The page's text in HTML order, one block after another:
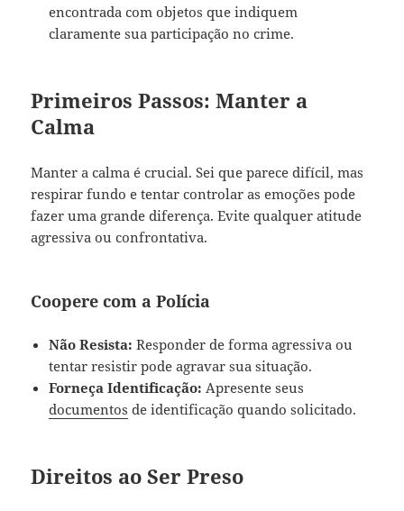
encontrada com objetos que indiquem
claramente sua participação no crime.
Primeiros Passos: Manter a
Calma
Manter a calma é crucial. Sei que parece difícil, mas
respirar fundo e tentar controlar as emoções pode
fazer uma grande diferença. Evite qualquer atitude
agressiva ou confrontativa.
Coopere com a Polícia
Não Resista: Responder de forma agressiva ou
tentar resistir pode agravar sua situação.
Forneça Identificação: Apresente seus
documentos de identificação quando solicitado.
Direitos ao Ser Preso